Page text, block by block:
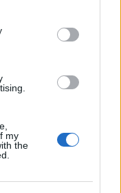
my
the
την
στη
από